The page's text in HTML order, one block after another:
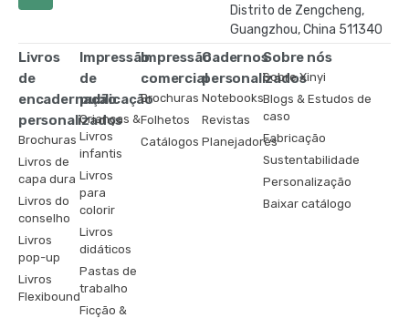
Distrito de Zengcheng,
Guangzhou, China 511340
Livros
de
encadernação
personalizados
Brochuras
Livros de
capa dura
Livros do
conselho
Livros
pop-up
Livros
Flexibound
Impressão
de
publicação
Crianças &
Livros
infantis
Livros
para
colorir
Livros
didáticos
Pastas de
trabalho
Ficção &
Impressão
comercial
Brochuras
Folhetos
Catálogos
Cadernos
personalizados
Notebooks
Revistas
Planejadores
Sobre nós
Sobre Xinyi
Blogs & Estudos de
caso
Fabricação
Sustentabilidade
Personalização
Baixar catálogo